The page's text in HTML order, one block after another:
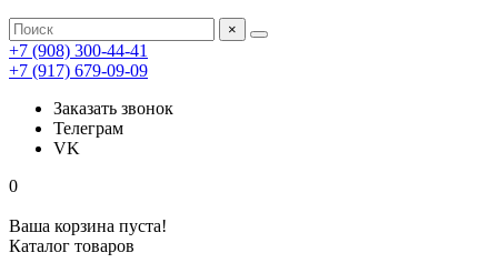
×
+7 (908) 300-44-41
+7 (917) 679-09-09
Заказать звонок
Телеграм
VK
0
Ваша корзина пуста!
Каталог товаров